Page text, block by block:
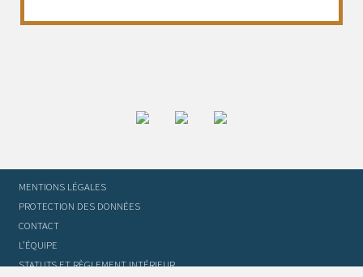
MENTIONS LÉGALES
PROTECTION DES DONNÉES
CONTACT
L’ÉQUIPE
STATUTS ET RÈGLEMENT INTÉRIEUR